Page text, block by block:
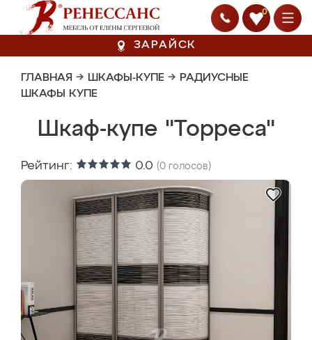
0
ЗАРАЙСК
ГЛАВНАЯ → ШКАФЫ-КУПЕ → РАДИУСНЫЕ
ШКАФЫ КУПЕ
Шкаф-купе "Торреса"
Рейтинг: 0.0 (0 голосов)